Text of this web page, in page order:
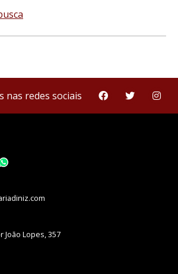
nas redes sociais
João Lopes, 357